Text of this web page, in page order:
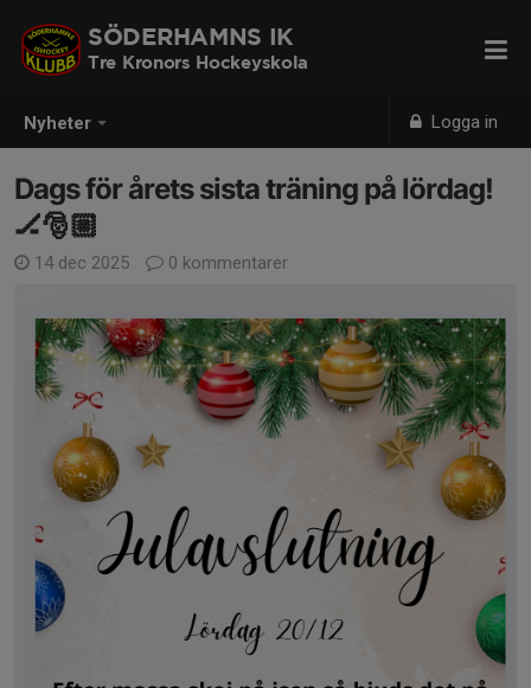
Nyheter Logga in
SÖDERHAMNS IK
Tre Kronors Hockeyskola
Dags för årets sista träning på lördag!
🏒🎅🏼
14 dec 2025 0 kommentarer